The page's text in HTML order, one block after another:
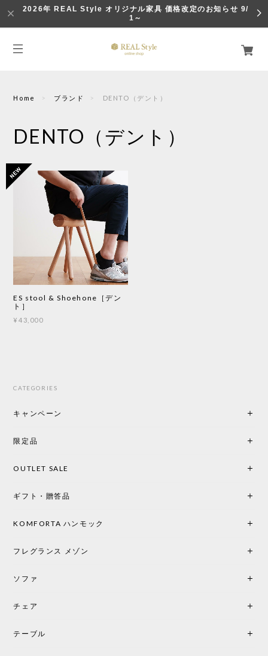
2026年 REAL Style オリジナル家具 価格改定のお知らせ 9/
1～
Home ブランド DENTO（デント）
DENTO（デント）
ES stool & Shoehone［デン
ト］
¥43,000
CATEGORIES
キャンペーン
限定品
OUTLET SALE
ギフト・贈答品
KOMFORTA ハンモック
フレグランス メゾン
ソファ
チェア
テーブル